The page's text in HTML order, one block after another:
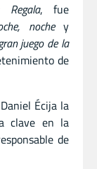
Regala, fue
nochey
juego de la
de
Écija la
clave en la
de